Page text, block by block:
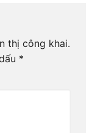
thị công khai.
*